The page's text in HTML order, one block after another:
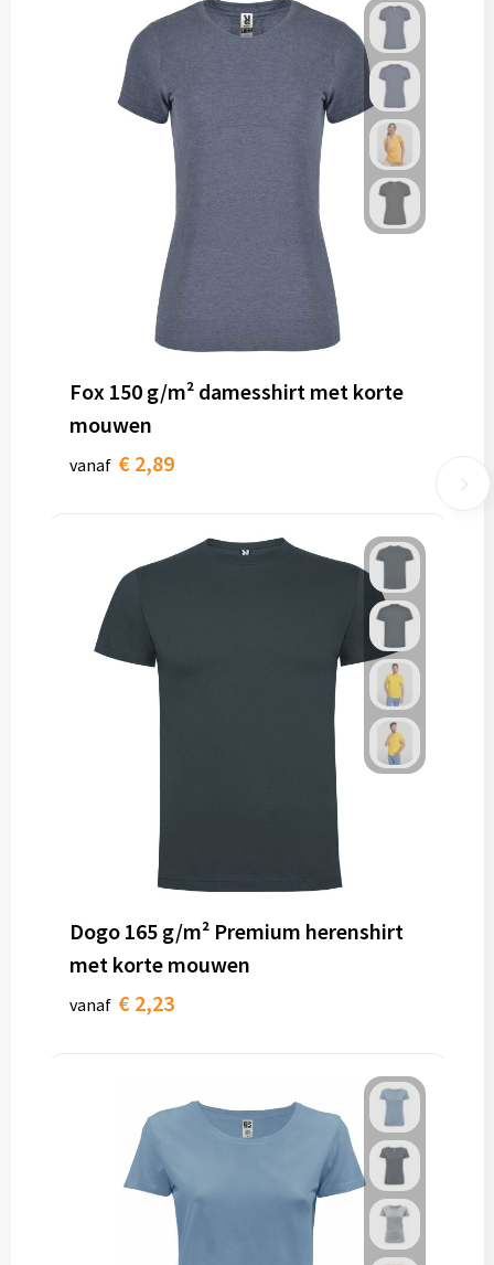
Fox 150 g/m² damesshirt met korte
mouwen
vanaf € 2,89
Dogo 165 g/m² Premium herenshirt
met korte mouwen
vanaf € 2,23